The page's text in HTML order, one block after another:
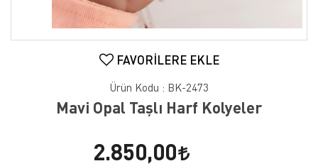
FAVORILERE EKLE
Ürün Kodu : BK-2473
Mavi Opal Taşlı Harf Kolyeler
2.850,00